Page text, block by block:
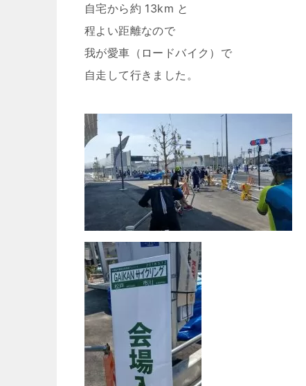
自宅から約 13km と
程よい距離なので
我が愛車（ロードバイク）で
自走して行きました。